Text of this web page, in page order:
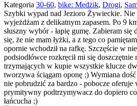
Kategoria 30-60, bike: Medżik, Drogi,
Szybki wypad nad Jezioro Żywieckie. Nie
wyjeżdżam z delikatnym zapasem. Po 9
słuszny wybór - łapię gumę. Zabieram
się, że nie mam łyżki, a z tego co
opornie wchodził na rafkę. Szczęście w
podsiodłówce rozkręcił mi się
trzymających w kupie wszystkie klucze
tworzywa ściągam oponę ;) Wymiana
nie pobrudzić za bardzo - pobocze oferuje
prymitywny podtrzymywacz do dopiero
łańcucha ;)